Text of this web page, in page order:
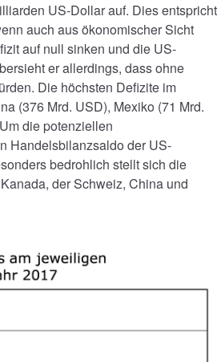
US-Dollar auf. Dies entspricht
auch aus ökonomischer Sicht
auf null sinken und die US-
er allerdings, dass ohne
Die höchsten Defizite im
(376 Mrd. USD), Mexiko (71 Mrd.
die potenziellen
Handelsbilanzsaldo der US-
bedrohlich stellt sich die
der Schweiz, China und